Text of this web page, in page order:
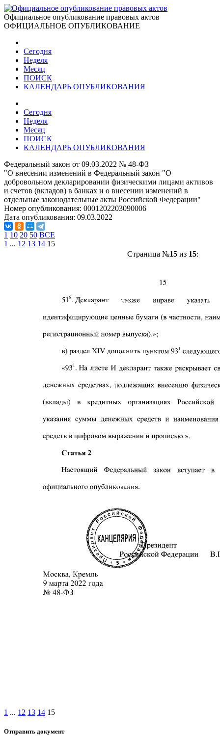
Официальное опубликование правовых актов
ОФИЦИАЛЬНОЕ ОПУБЛИКОВАНИЕ
Сегодня
Неделя
Месяц
ПОИСК
КАЛЕНДАРЬ ОПУБЛИКОВАНИЯ
Сегодня
Неделя
Месяц
ПОИСК
КАЛЕНДАРЬ ОПУБЛИКОВАНИЯ
Федеральный закон от 09.03.2022 № 48-ФЗ
"О внесении изменений в Федеральный закон "О
добровольном декларировании физическими лицами активов
и счетов (вкладов) в банках и о внесении изменений в
отдельные законодательные акты Российской Федерации"
Номер опубликования: 0001202203090006
Дата опубликования: 09.03.2022
1 10 20 50 ВСЕ
1 ... 12 13 14 15
Страница №15из 15:
1 ... 12 13 14 15
Отправить документ